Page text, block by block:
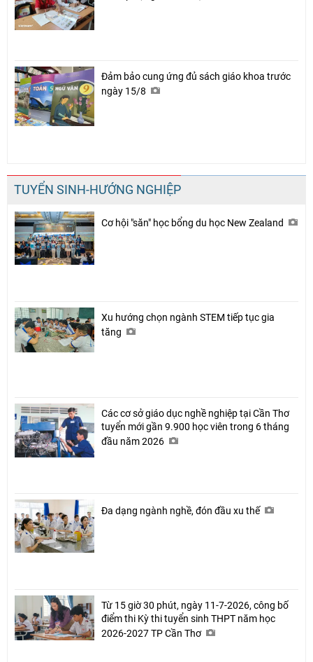
Đảm bảo cung ứng đủ sách giáo khoa trước
ngày 15/8
TUYỂN SINH-HƯỚNG NGHIỆP
Cơ hội "săn" học bổng du học New Zealand
Xu hướng chọn ngành STEM tiếp tục gia
tăng
Các cơ sở giáo dục nghề nghiệp tại Cần Thơ
tuyển mới gần 9.900 học viên trong 6 tháng
đầu năm 2026
Đa dạng ngành nghề, đón đầu xu thế
Từ 15 giờ 30 phút, ngày 11-7-2026, công bố
điểm thi Kỳ thi tuyển sinh THPT năm học
2026-2027 TP Cần Thơ